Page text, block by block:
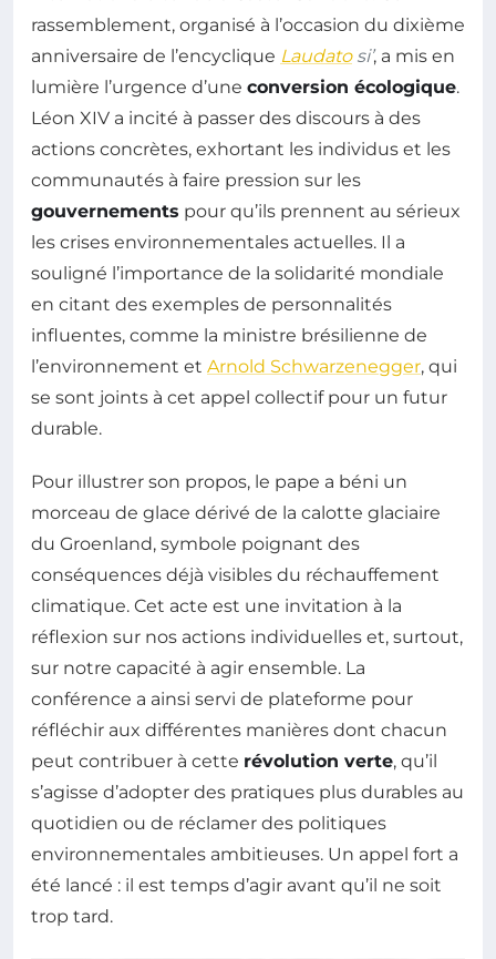
rassemblement, organisé à l’occasion du dixième
anniversaire de l’encyclique Laudatosi’, a mis en
lumière l’urgence d’une conversion écologique.
Léon XIV a incité à passer des discours à des
actions concrètes, exhortant les individus et les
communautés à faire pression sur les
gouvernements pour qu’ils prennent au sérieux
les crises environnementales actuelles. Il a
souligné l’importance de la solidarité mondiale
en citant des exemples de personnalités
influentes, comme la ministre brésilienne de
l’environnement et Arnold Schwarzenegger, qui
se sont joints à cet appel collectif pour un futur
durable.
Pour illustrer son propos, le pape a béni un
morceau de glace dérivé de la calotte glaciaire
du Groenland, symbole poignant des
conséquences déjà visibles du réchauffement
climatique. Cet acte est une invitation à la
réflexion sur nos actions individuelles et, surtout,
sur notre capacité à agir ensemble. La
conférence a ainsi servi de plateforme pour
réfléchir aux différentes manières dont chacun
peut contribuer à cette révolution verte, qu’il
s’agisse d’adopter des pratiques plus durables au
quotidien ou de réclamer des politiques
environnementales ambitieuses. Un appel fort a
été lancé : il est temps d’agir avant qu’il ne soit
trop tard.